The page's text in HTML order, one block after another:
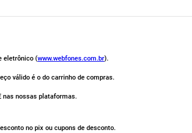
eletrônico (www.webfones.com.br).
válido é o do carrinho de compras.
nas nossas plataformas.
no pix ou cupons de desconto.